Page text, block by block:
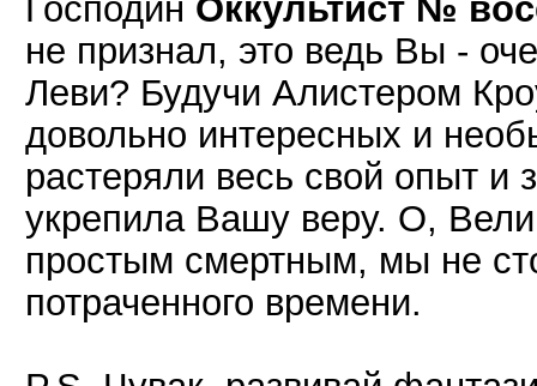
не признал, это ведь Вы -
Леви? Будучи Алистером
довольно интересных и
растеряли весь свой опыт и
укрепила Вашу веру. О,
простым смертным, мы не
потраченного времени.